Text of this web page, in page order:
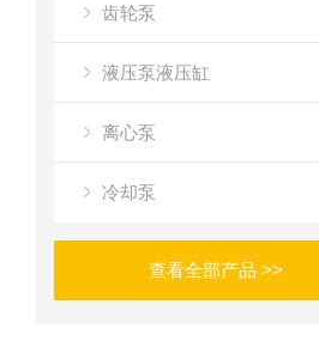
齿轮泵
液压泵液压缸
离心泵
冷却泵
查看全部产品 >>